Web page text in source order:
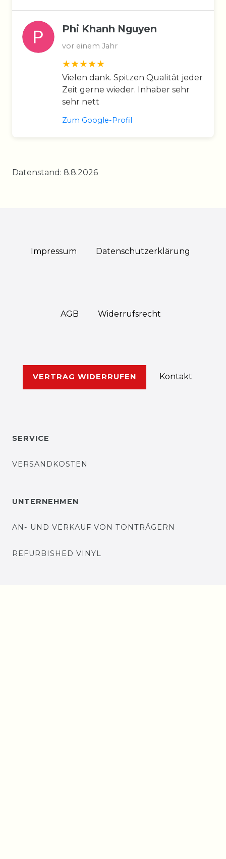
Phi Khanh Nguyen
vor einem Jahr
Vielen dank. Spitzen Qualität jeder
Zeit gerne wieder. Inhaber sehr
sehr nett
Zum Google-Profil
Datenstand: 8.8.2026
Impressum Daten­schutz­erklärung
AGB Widerrufs­recht
VERTRAG WIDERRUFEN Kontakt
SERVICE
VERSANDKOSTEN
UNTERNEHMEN
AN- UND VERKAUF VON TONTRÄGERN
REFURBISHED VINYL